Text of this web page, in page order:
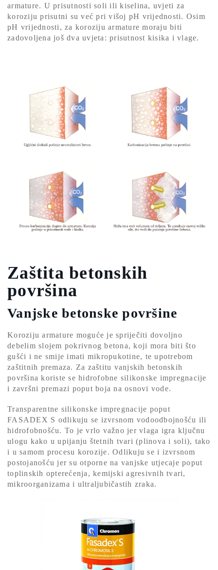
armature. U prisutnosti soli ili kiselina, uvjeti za
koroziju prisutni su već pri višoj pH vrijednosti. Osim
pH vrijednosti, za koroziju armature moraju biti
zadovoljena još dva uvjeta: prisutnost kisika i vlage.
Zaštita betonskih
površina
Vanjske betonske površine
Koroziju armature moguće je spriječiti dovoljno
debelim slojem pokrivnog betona, koji mora biti što
gušći i ne smije imati mikropukotine, te upotrebom
zaštitnih premaza. Za zaštitu vanjskih betonskih
površina koriste se hidrofobne silikonske impregnacije
i završni premazi poput boja na osnovi vode.
Transparentne silikonske impregnacije poput
FASADEX S odlikuju se izvrsnom vodoodbojnošću ili
hidrofobnošću. To je vrlo važno jer vlaga igra ključnu
ulogu kako u upijanju štetnih tvari (plinova i soli), tako
i u samom procesu korozije. Odlikuju se i izvrsnom
postojanošću jer su otporne na vanjske utjecaje poput
toplinskih opterećenja, kemijski agresivnih tvari,
mikroorganizama i ultraljubičastih zraka.